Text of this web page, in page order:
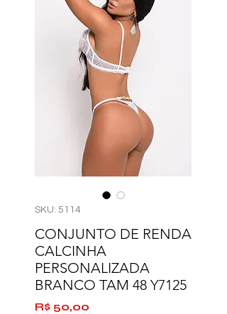
SKU: 5114
CONJUNTO DE RENDA
CALCINHA
PERSONALIZADA
BRANCO TAM 48 Y7125
R$ 50,00